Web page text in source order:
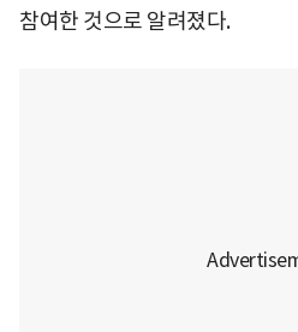
참여한 것으로 알려졌다.